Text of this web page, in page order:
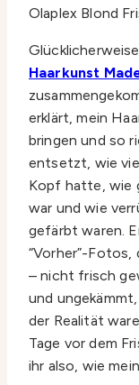
Haarkunst
erklärt, mein
bringen und so
entsetzt, wie
Kopf hatte, wie
war und wie
gefärbt waren.
“Vorher”-
– nicht frisch
und
der Realität
Tage vor dem
ihr also, wie